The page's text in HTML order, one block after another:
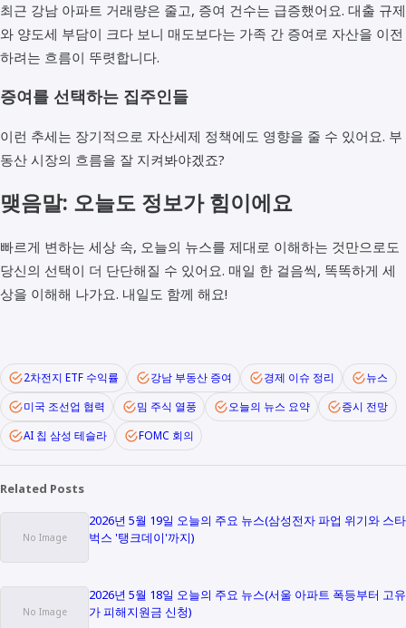
최근 강남 아파트 거래량은 줄고, 증여 건수는 급증했어요. 대출 규제
와 양도세 부담이 크다 보니 매도보다는 가족 간 증여로 자산을 이전
하려는 흐름이 뚜렷합니다.
증여를 선택하는 집주인들
이런 추세는 장기적으로 자산세제 정책에도 영향을 줄 수 있어요. 부
동산 시장의 흐름을 잘 지켜봐야겠죠?
맺음말: 오늘도 정보가 힘이에요
빠르게 변하는 세상 속, 오늘의 뉴스를 제대로 이해하는 것만으로도
당신의 선택이 더 단단해질 수 있어요. 매일 한 걸음씩, 똑똑하게 세
상을 이해해 나가요. 내일도 함께 해요!
2차전지 ETF 수익률 강남 부동산 증여 경제 이슈 정리
뉴스
미국 조선업 협력
밈 주식 열풍 오늘의 뉴스 요약
증시 전망
AI 칩 삼성 테슬라
FOMC 회의
Related Posts
2026년 5월 19일 오늘의 주요 뉴스(삼성전자 파업 위기와 스타
벅스 '탱크데이'까지)
2026년 5월 18일 오늘의 주요 뉴스(서울 아파트 폭등부터 고유
가 피해지원금 신청)